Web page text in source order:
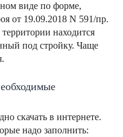
виде по форме,
от 19.09.2018 N 591/пр.
находится
под стройку. Чаще
скачать в интернете.
надо заполнить: